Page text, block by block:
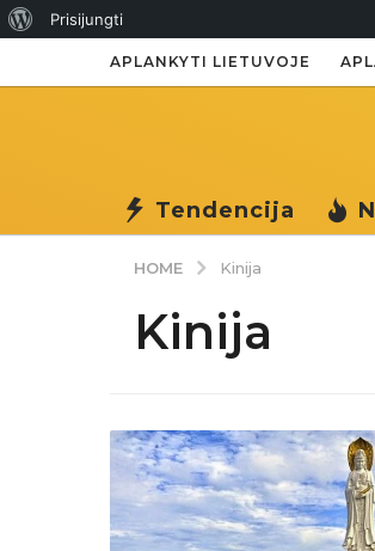
ApiePrisijungti
APLANKYTI LIETUVOJE
Tendencija
HOME Kinija
Kinija